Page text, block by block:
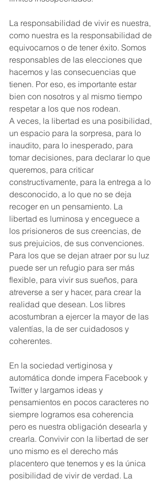
La responsabilidad de vivir es nuestra,
como nuestra es la responsabilidad de
equivocarnos o de tener éxito. Somos
responsables de las elecciones que
hacemos y las consecuencias que
tienen. Por eso, es importante estar
bien con nosotros y al mismo tiempo
respetar a los que nos rodean.
A veces, la libertad es una posibilidad,
un espacio para la sorpresa, para lo
inaudito, para lo inesperado, para
tomar decisiones, para declarar lo que
queremos, para criticar
constructivamente, para la entrega a lo
desconocido, a lo que no se deja
recoger en un pensamiento. La
libertad es luminosa y enceguece a
los prisioneros de sus creencias, de
sus prejuicios, de sus convenciones.
Para los que se dejan atraer por su luz
puede ser un refugio para ser más
flexible, para vivir sus sueños, para
atreverse a ser y hacer, para crear la
realidad que desean. Los libres
acostumbran a ejercer la mayor de las
valentías, la de ser cuidadosos y
coherentes.
En la sociedad vertiginosa y
automática donde impera Facebook y
Twitter y largamos ideas y
pensamientos en pocos caracteres no
siempre logramos esa coherencia
pero es nuestra obligación desearla y
crearla. Convivir con la libertad de ser
uno mismo es el derecho más
placentero que tenemos y es la única
posibilidad de vivir de verdad. La